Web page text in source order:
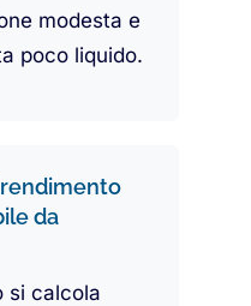
modesta e
poco liquido.
da
si calcola